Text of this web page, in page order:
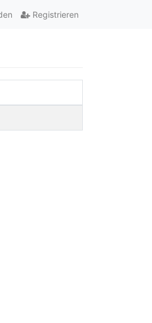
Registrieren